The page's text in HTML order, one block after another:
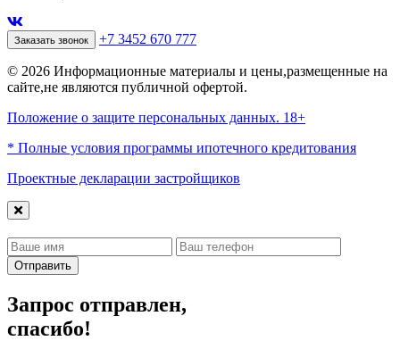
Заказать звонок +7 3452 670 777
© 2026 Информационные материалы и цены,размещенные на
сайте,не являются публичной офертой.
Положение о защите персональных данных. 18+
* Полные условия программы ипотечного кредитования
Проектные декларации застройщиков
Отправить
Запрос отправлен,
спасибо!